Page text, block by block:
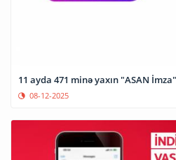
11 ayda 471 minə yaxın "ASAN
08-12-2025